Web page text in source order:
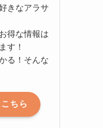
きなアラサ
得な情報は
す！
る！そんな
ちら